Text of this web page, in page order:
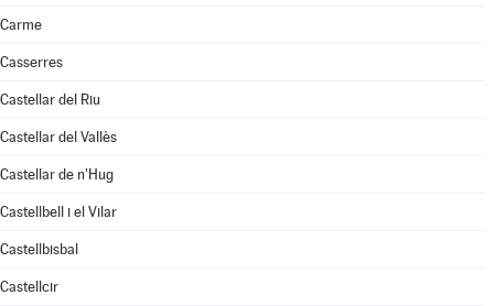
Carme
Casserres
Castellar del Riu
Castellar del Vallès
Castellar de n'Hug
Castellbell i el Vilar
Castellbisbal
Castellcir